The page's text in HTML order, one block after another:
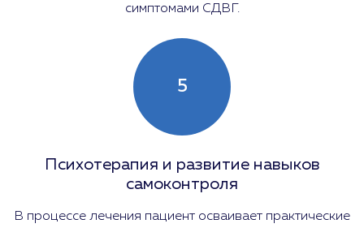
симптомами СДВГ.
5
Психотерапия и развитие навыков
самоконтроля
В процессе лечения пациент осваивает практические